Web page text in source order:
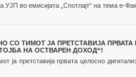
во емисијата „Спотлајт“ на тема е-
СО ТИМОТ ЈА ПРЕТСТАВИЈА
НА ОСТВАРЕН ДОХОД“!
ја претставија првата целосно